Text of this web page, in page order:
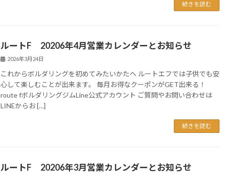
続きを読む
ルートF 20206年4月営業カレンダーとお知らせ
2026年3月24日
これからボルダリングを初めてみたいかたへ ルートエフでは子供でも安
心して楽しむことが出来ます。 毎月お得なクーポンがGET出来る！
route fボルダリングジムLine公式アカウント ご質問やお問い合わせは
LINEからお […]
続きを読む
ルートF 20206年3月営業カレンダーとお知らせ